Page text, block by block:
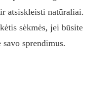
atsiskleisti natūraliai.
sėkmės, jei būsite
sprendimus.